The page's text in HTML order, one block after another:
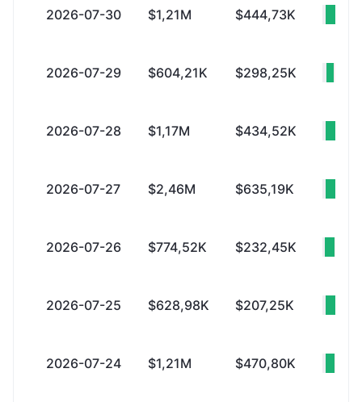
2026-07-30 $1,21M $444,73K
2026-07-29 $604,21K $298,25K
2026-07-28 $1,17M $434,52K
2026-07-27 $2,46M $635,19K
2026-07-26 $774,52K $232,45K
2026-07-25 $628,98K $207,25K
2026-07-24 $1,21M $470,80K